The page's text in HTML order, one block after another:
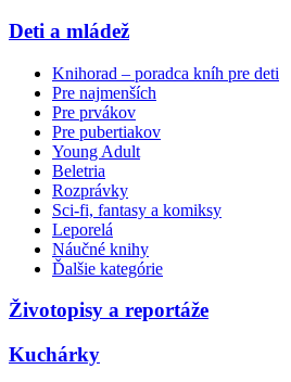
Deti a mládež
Knihorad – poradca kníh pre deti
Pre najmenších
Pre prvákov
Pre pubertiakov
Young Adult
Beletria
Rozprávky
Sci-fi, fantasy a komiksy
Leporelá
Náučné knihy
Ďalšie kategórie
Životopisy a reportáže
Kuchárky